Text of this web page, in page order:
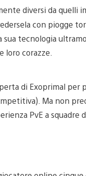
diversi da quelli
con piogge
tecnologia
loro corazze.
di Exoprimal per
Ma non
PvE a squadre